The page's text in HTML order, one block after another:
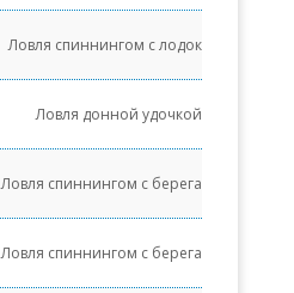
Ловля спиннингом с лодок
Ловля донной удочкой
Ловля спиннингом с берега
Ловля спиннингом с берега